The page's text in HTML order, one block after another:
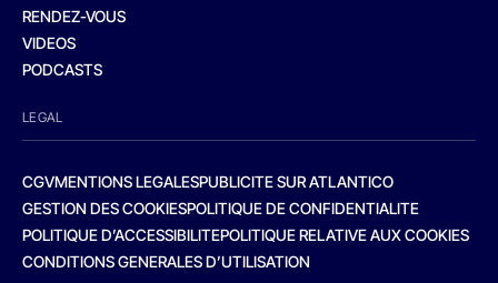
RENDEZ-VOUS
VIDEOS
PODCASTS
LEGAL
CGVMENTIONS LEGALESPUBLICITE SUR ATLANTICO
GESTION DES COOKIESPOLITIQUE DE CONFIDENTIALITE
POLITIQUE D’ACCESSIBILITEPOLITIQUE RELATIVE AUX COOKIES
CONDITIONS GENERALES D’UTILISATION